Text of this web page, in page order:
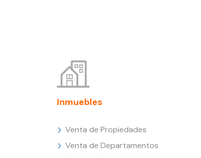
Inmuebles
Venta de Propiedades
Venta de Departamentos